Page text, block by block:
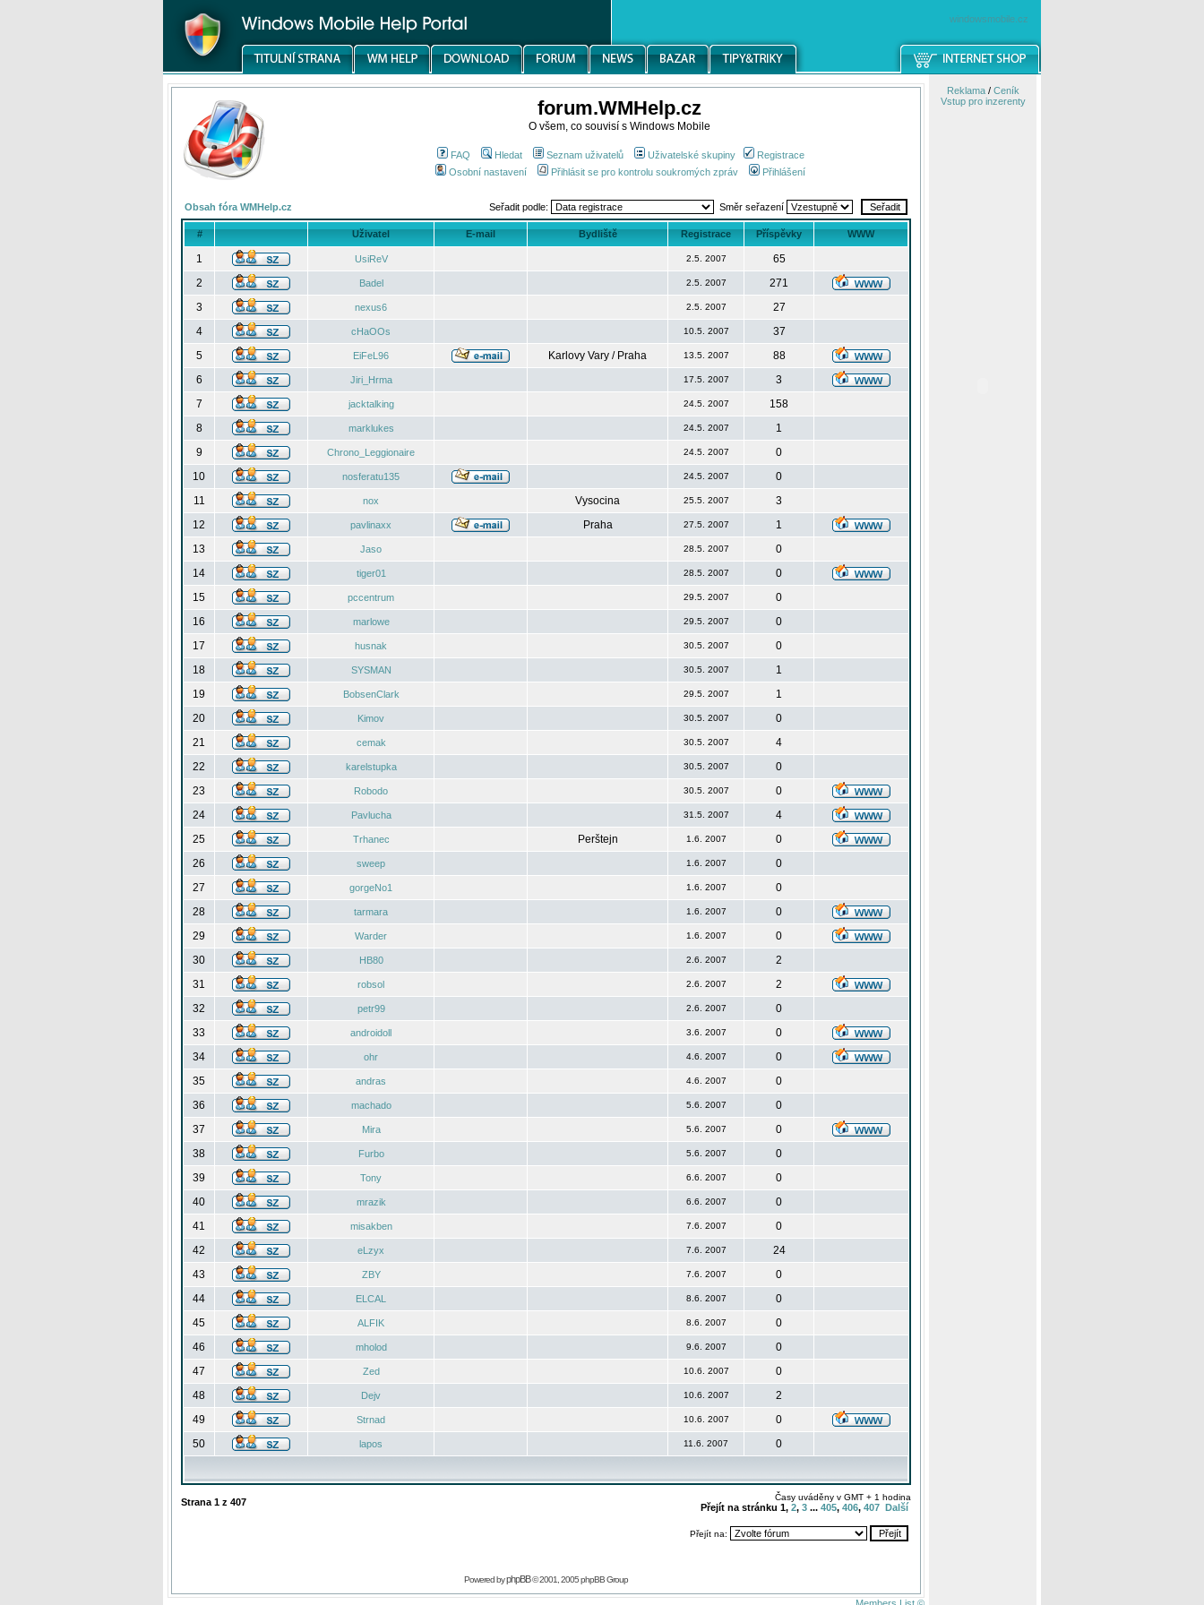
windowsmobile.cz
forum.WMHelp.cz
O všem, co souvisí s Windows Mobile
FAQ Hledat Seznam uživatelů Uživatelské skupiny
Registrace
Osobní nastavení
Přihlásit se pro kontrolu soukromých zpráv Přihlášení
Obsah fóra WMHelp.cz Seřadit podle: Směr seřazení
# Uživatel E-mail Bydliště Registrace Příspěvky WWW
1 UsiReV 2.5. 2007
65
2
Badel 2.5. 2007
271
3
nexus6 2.5. 2007
27
4
cHaOOs 10.5. 2007
37
5
EiFeL96 Karlovy Vary / Praha 13.5. 2007
88
6
Jiri_Hrma 17.5. 2007
3
7
jacktalking 24.5. 2007
158
8
marklukes 24.5. 2007
1
9
Chrono_Leggionaire 24.5. 2007
0
10
nosferatu135 24.5. 2007
0
11
nox Vysocina 25.5. 2007
3
12
pavlinaxx Praha 27.5. 2007
1
13
Jaso 28.5. 2007
0
14
tiger01 28.5. 2007
0
15
pccentrum 29.5. 2007
0
16
marlowe 29.5. 2007
0
17
husnak 30.5. 2007
0
18
SYSMAN 30.5. 2007
1
19
BobsenClark 29.5. 2007
1
20
Kimov 30.5. 2007
0
21
cemak 30.5. 2007
4
22
karelstupka 30.5. 2007
0
23
Robodo 30.5. 2007
0
24
Pavlucha 31.5. 2007
4
25
Trhanec Perštejn 1.6. 2007
0
26
sweep 1.6. 2007
0
27
gorgeNo1 1.6. 2007
0
28
tarmara 1.6. 2007
0
29
Warder 1.6. 2007
0
30
HB80 2.6. 2007
2
31
robsol 2.6. 2007
2
32
petr99 2.6. 2007
0
33
androidoll 3.6. 2007
0
34
ohr 4.6. 2007
0
35
andras 4.6. 2007
0
36
machado 5.6. 2007
0
37
Mira 5.6. 2007
0
38
Furbo 5.6. 2007
0
39
Tony 6.6. 2007
0
40
mrazik 6.6. 2007
0
41
misakben 7.6. 2007
0
42
eLzyx 7.6. 2007
24
43
ZBY 7.6. 2007
0
44
ELCAL 8.6. 2007
0
45
ALFIK 8.6. 2007
0
46
mholod 9.6. 2007
0
47
Zed 10.6. 2007
0
48
Dejv 10.6. 2007
2
49
Strnad 10.6. 2007
0
50
lapos 11.6. 2007 0
Strana 1 z 407 Časy uváděny v GMT + 1 hodina
Přejít na stránku 1, 2, 3 ... 405, 406, 407 Další
Přejít na:
Powered byphpBB© 2001, 2005 phpBB Group
Reklama/ Ceník
Vstup pro inzerenty